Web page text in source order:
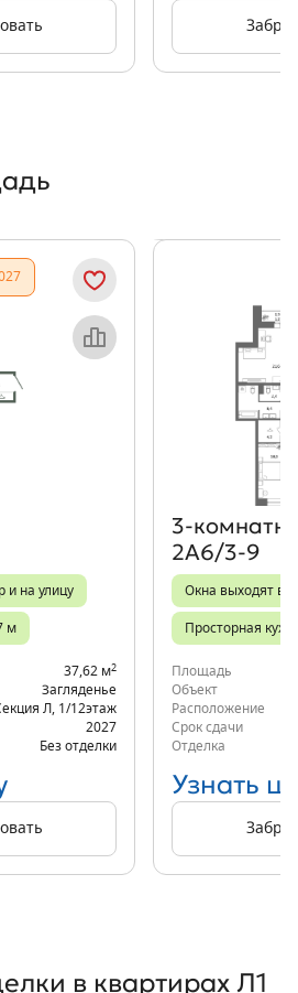
и на улицу
м
37,62 м2
Загляденье
Л 1/12этаж
2027
Без отделки
2А6/3-9
Окна выходят во
Просторная
Площадь
Объект
Расположение
Срок сдачи
Отделка
Узнать
в квартирах Л1